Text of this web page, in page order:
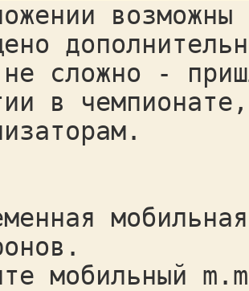
сложно -
в
мобильный